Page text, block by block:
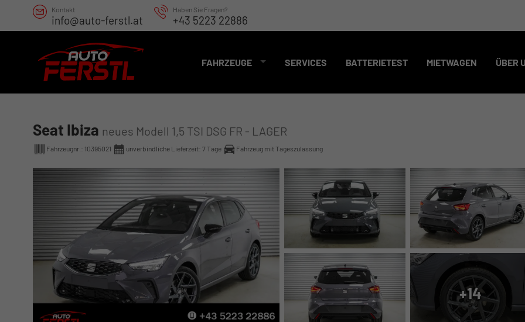
Kontakt
info@auto-ferstl.at
Haben Sie Fragen?
+43 5223 22886
FAHRZEUGE SERVICES BATTERIETEST MIETWAGEN ÜBER
Seat Ibiza neues Modell 1,5 TSI DSG FR - LAGER
Fahrzeugnr.: 10395021 unverbindliche Lieferzeit: 7 Tage Fahrzeug mit Tageszulassung
+14